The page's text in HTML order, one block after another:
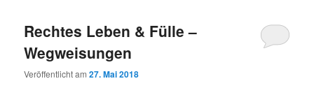
Rechtes Leben & Fülle –
Wegweisungen
Veröffentlicht am27. Mai 2018